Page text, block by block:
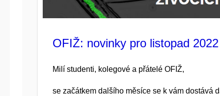
OFIŽ: novinky pro listopad 2022
Milí studenti, kolegové a přátelé OFIŽ,
se začátkem dalšího měsíce se k vám dostává